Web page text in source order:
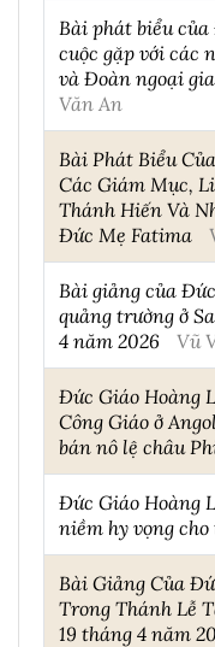
Bài phát biểu
cuộc gặp với các
và Đoàn ngoại
Văn An
Bài Phát Biểu
Các Giám Mục,
Thánh Hiến Và
Đức Mẹ Fatima
Bài giảng của
quảng trường ở
4 năm 2026
Vũ
Đức Giáo Hoàng
Công Giáo ở
bán nô lệ châu
Đức Giáo Hoàng
niềm hy vọng cho
Bài Giảng Của
Trong Thánh Lễ
19 tháng 4 năm